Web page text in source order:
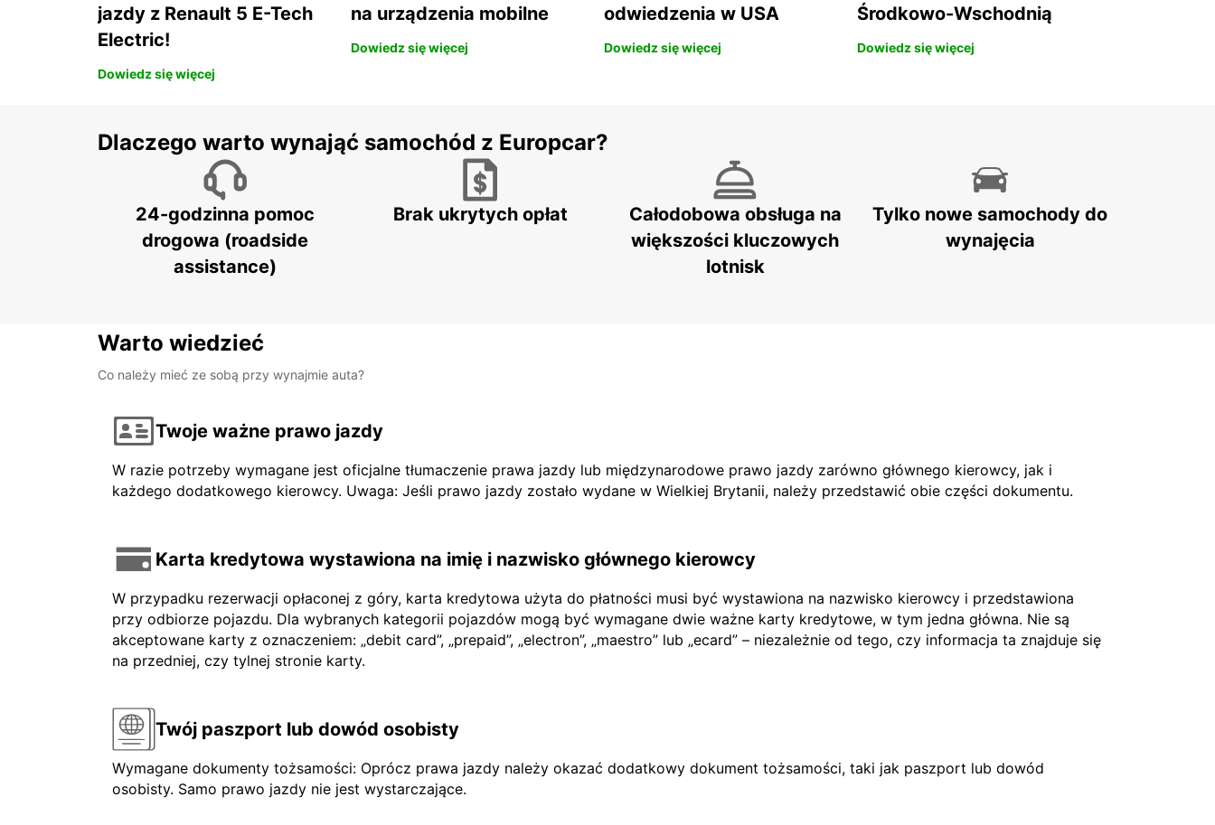
jazdy z Renault 5 E-Tech
Electric!
Dowiedz się więcej
na urządzenia mobilne
Dowiedz się więcej
odwiedzenia w USA
Dowiedz się więcej
Środkowo-Wschodnią
Dowiedz się więcej
Dlaczego warto wynająć samochód z Europcar?
24-godzinna pomoc
drogowa (roadside
assistance)
Brak ukrytych opłat
Całodobowa obsługa na
większości kluczowych
lotnisk
Tylko nowe samochody do
wynajęcia
Warto wiedzieć
Co należy mieć ze sobą przy wynajmie auta?
Twoje ważne prawo jazdy
W razie potrzeby wymagane jest oficjalne tłumaczenie prawa jazdy lub międzynarodowe prawo jazdy zarówno głównego kierowcy, jak i
każdego dodatkowego kierowcy. Uwaga: Jeśli prawo jazdy zostało wydane w Wielkiej Brytanii, należy przedstawić obie części dokumentu.
Karta kredytowa wystawiona na imię i nazwisko głównego kierowcy
W przypadku rezerwacji opłaconej z góry, karta kredytowa użyta do płatności musi być wystawiona na nazwisko kierowcy i przedstawiona
przy odbiorze pojazdu. Dla wybranych kategorii pojazdów mogą być wymagane dwie ważne karty kredytowe, w tym jedna główna. Nie są
akceptowane karty z oznaczeniem: „debit card”, „prepaid”, „electron”, „maestro” lub „ecard” – niezależnie od tego, czy informacja ta znajduje się
na przedniej, czy tylnej stronie karty.
Twój paszport lub dowód osobisty
Wymagane dokumenty tożsamości: Oprócz prawa jazdy należy okazać dodatkowy dokument tożsamości, taki jak paszport lub dowód
osobisty. Samo prawo jazdy nie jest wystarczające.